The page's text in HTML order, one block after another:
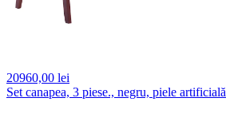
20960,00 lei
Set canapea, 3 piese., negru, piele artificială